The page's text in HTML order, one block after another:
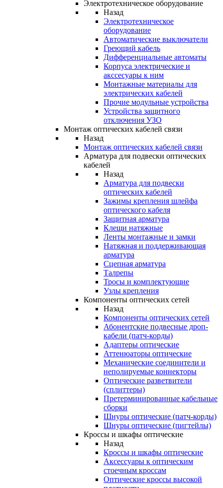
Электротехническое оборудование
Назад
Электротехническое
оборудование
Автоматические выключатели
Греющий кабель
Дифференциальные автоматы
Корпуса электрические и
акссесуары к ним
Монтажные материалы для
электрических кабелей
Прочие модульные устройства
Устройства защитного
отключения УЗО
Монтаж оптических кабелей связи
Назад
Монтаж оптических кабелей связи
Арматура для подвески оптических
кабелей
Назад
Арматура для подвески
оптических кабелей
Зажимы крепления шлейфа
оптического кабеля
Защитная арматура
Клещи натяжные
Ленты монтажные и замки
Натяжная и поддерживающая
арматура
Сцепная арматура
Талрепы
Тросы и комплектующие
Узлы крепления
Компоненты оптических сетей
Назад
Компоненты оптических сетей
Абонентские подвесные дроп-
кабели (патч-корды)
Адаптеры оптические
Аттенюаторы оптические
Механические соединители и
неполируемые коннекторы
Оптические разветвители
(сплиттеры)
Претерминированные кабельные
сборки
Шнуры оптические (патч-корды)
Шнуры оптические (пигтейлы)
Кроссы и шкафы оптические
Назад
Кроссы и шкафы оптические
Аксессуары к оптическим
стоечным кроссам
Оптические кроссы высокой